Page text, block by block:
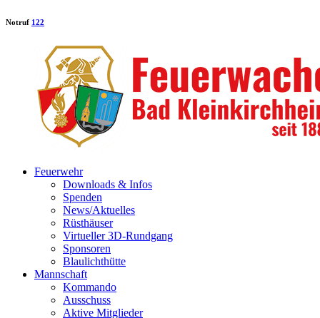
Notruf 122
Feuerwehr
Downloads & Infos
Spenden
News/Aktuelles
Rüsthäuser
Virtueller 3D-Rundgang
Sponsoren
Blaulichthütte
Mannschaft
Kommando
Ausschuss
Aktive Mitglieder